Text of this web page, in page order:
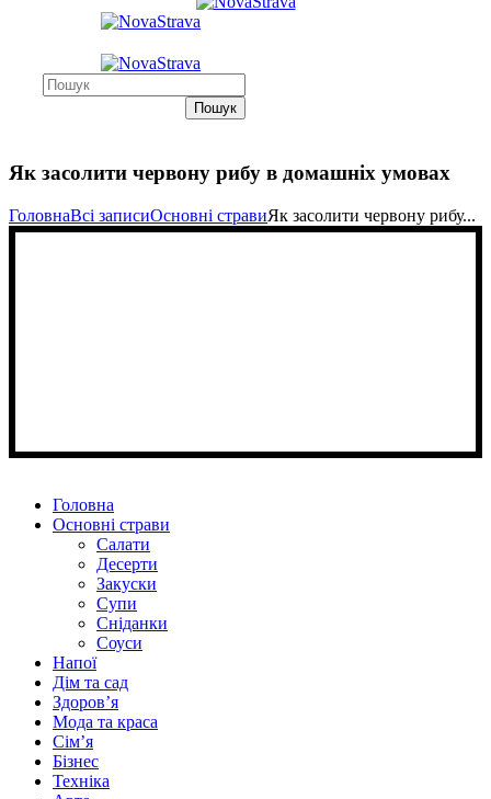
Пошук
Як засолити червону рибу в домашніх умовах
ГоловнаВсі записиОсновні стравиЯк засолити червону рибу...
Головна
Основні страви
Салати
Десерти
Закуски
Супи
Сніданки
Соуси
Напої
Дім та сад
Здоровʼя
Мода та краса
Сімʼя
Бізнес
Техніка